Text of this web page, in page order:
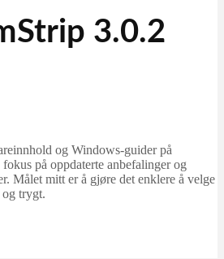
3.0.2
og Windows-guider på
på oppdaterte anbefalinger og
Målet mitt er å gjøre det enklere å velge
trygt.